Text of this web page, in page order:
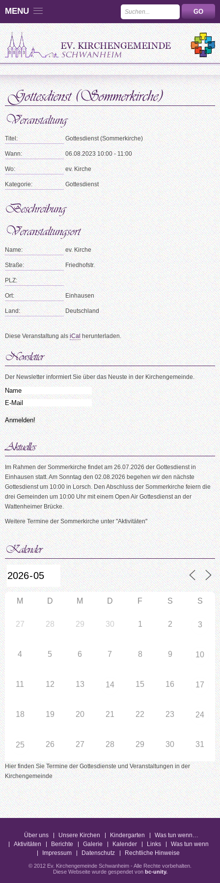
MENU
Titel: Gottesdienst (Sommerkirche)
Wann: 06.08.2023 10:00 - 11:00
Wo: ev. Kirche
Kategorie: Gottesdienst
Name: ev. Kirche
Straße: Friedhofstr.
PLZ:
Ort: Einhausen
Land: Deutschland
Diese Veranstaltung alsiCalherunterladen.
Der Newsletter informiert Sie über das Neuste in der Kirchengemeinde.
Im Rahmen der Sommerkirche findet am 26.07.2026 der Gottesdienst in
Einhausen statt. Am Sonntag den 02.08.2026 begehen wir den nächste
Gottesdienst um 10:00 in Lorsch. Den Abschluss der Sommerkirche feiern die
drei Gemeinden um 10:00 Uhr mit einem Open Air Gottesdienst an der
Wattenheimer Brücke.
Weitere Termine der Sommerkirche unter "Aktivitäten"
M D M D F S S
27 28 29 30 1 2 3
4 5 6 7 8 9 10
11 12 13 14 15 16 17
18 19 20 21 22 23 24
25 26 27 28 29 30 31
Hier finden Sie Termine der Gottesdienste und Veranstaltungen in der
Kirchengemeinde
Über uns Unsere Kirchen Kindergarten
Was tun wenn…
Aktivitäten
Berichte Galerie Kalender Links
Was tun wenn
Impressum
Datenschutz Rechtliche Hinweise
© 2012 Ev. Kirchengemeinde Schwanheim - Alle Rechte vorbehalten.
Diese Webseite wurde gespendet von bc-unity.